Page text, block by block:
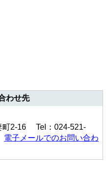
わせ先
町2-16 Tel：024-521-
電子メールでのお問い合わ